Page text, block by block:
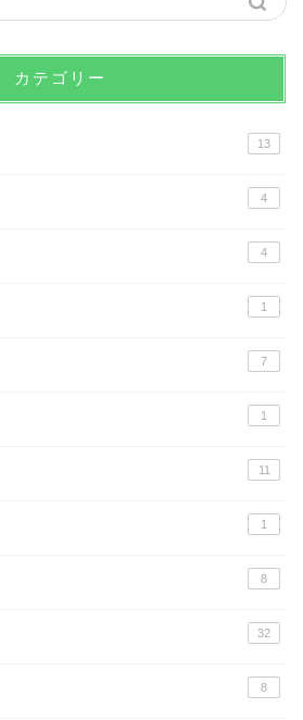
カテゴリー
13
4
4
1
7
1
11
1
8
32
8